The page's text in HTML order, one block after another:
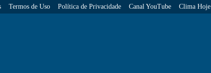
Termos de Uso Política de Privacidade Canal YouTube Clima Hoje